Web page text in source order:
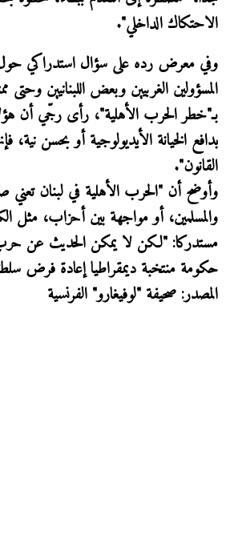
الاحتكاك الداخلي".
وفي معرض رده على سؤال استدراكي
المسؤولين الغربيين وبعض اللبنانيين وحتى
بـ"خطر الحرب الأهلية"، رأى رجّي أن
بدافع الخيانة الأيديولوجية أو بحسن نية،
القانون".
وأوضح أن "الحرب الأهلية في لبنان تعني
والمسلمين، أو مواجهة بين أحزاب، مثل
مستدركا: "لكن لا يمكن الحديث عن
حكومة منتخبة ديمقراطيا إعادة فرض
المصدر: صحيفة "لوفيغارو" الفرنسية